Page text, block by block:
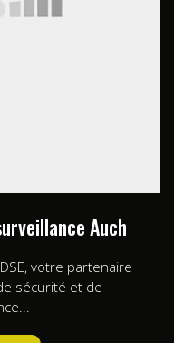
Auch
votre partenaire
sécurité et de